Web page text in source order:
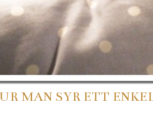
MAN SYR ETT